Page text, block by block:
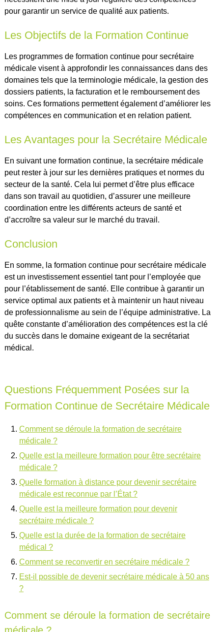
pour garantir un service de qualité aux patients.
Les Objectifs de la Formation Continue
Les programmes de formation continue pour secrétaire
médicale visent à approfondir les connaissances dans des
domaines tels que la terminologie médicale, la gestion des
dossiers patients, la facturation et le remboursement des
soins. Ces formations permettent également d’améliorer les
compétences en communication et en relation patient.
Les Avantages pour la Secrétaire Médicale
En suivant une formation continue, la secrétaire médicale
peut rester à jour sur les dernières pratiques et normes du
secteur de la santé. Cela lui permet d’être plus efficace
dans son travail au quotidien, d’assurer une meilleure
coordination entre les différents acteurs de santé et
d’accroître sa valeur sur le marché du travail.
Conclusion
En somme, la formation continue pour secrétaire médicale
est un investissement essentiel tant pour l’employée que
pour l’établissement de santé. Elle contribue à garantir un
service optimal aux patients et à maintenir un haut niveau
de professionnalisme au sein de l’équipe administrative. La
quête constante d’amélioration des compétences est la clé
du succès dans le domaine exigeant de la secrétariat
médical.
Questions Fréquemment Posées sur la
Formation Continue de Secrétaire Médicale
Comment se déroule la formation de secrétaire
médicale ?
Quelle est la meilleure formation pour être secrétaire
médicale ?
Quelle formation à distance pour devenir secrétaire
médicale est reconnue par l’État ?
Quelle est la meilleure formation pour devenir
secrétaire médicale ?
Quelle est la durée de la formation de secrétaire
médical ?
Comment se reconvertir en secrétaire médicale ?
Est-il possible de devenir secrétaire médicale à 50 ans
?
Comment se déroule la formation de secrétaire